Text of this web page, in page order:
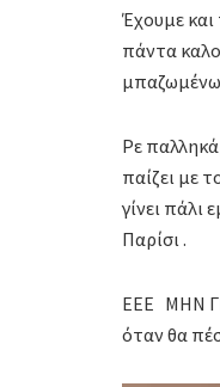
Έχουμε και
πάντα
Ρε
παίζει με
γίνει πάλι
Παρίσι .
ΕΕΕ ΜΗΝ
όταν θα